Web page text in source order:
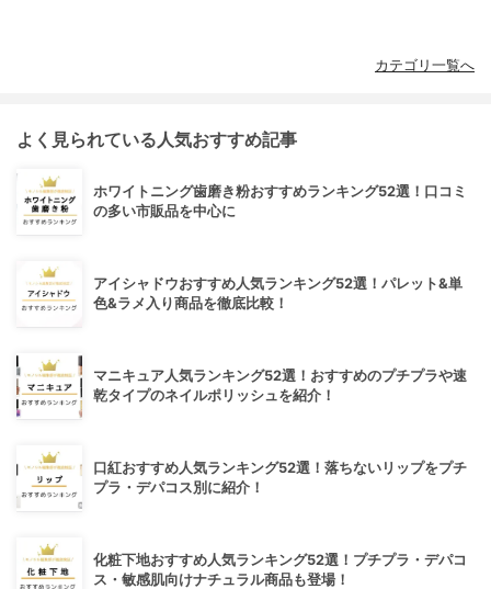
カテゴリ一覧へ
よく見られている人気おすすめ記事
ホワイトニング歯磨き粉おすすめランキング52選！口コミ
の多い市販品を中心に
アイシャドウおすすめ人気ランキング52選！パレット&単
色&ラメ入り商品を徹底比較！
マニキュア人気ランキング52選！おすすめのプチプラや速
乾タイプのネイルポリッシュを紹介！
口紅おすすめ人気ランキング52選！落ちないリップをプチ
プラ・デパコス別に紹介！
化粧下地おすすめ人気ランキング52選！プチプラ・デパコ
ス・敏感肌向けナチュラル商品も登場！